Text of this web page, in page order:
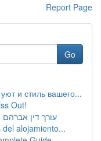
Report Page
Go
и стиль вашего...
Out!
עורך דין אברהם
alojamiento...